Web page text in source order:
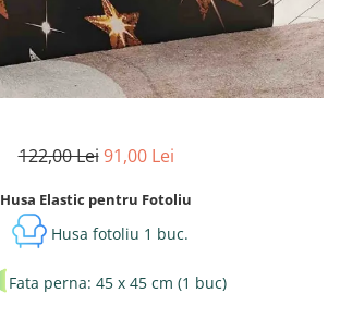
122,00 Lei 91,00 Lei
Husa Elastic pentru Fotoliu
Husa fotoliu 1 buc.
Fata perna: 45 x 45 cm (1 buc)